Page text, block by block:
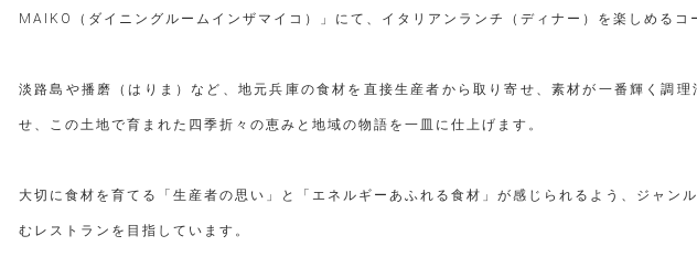
MAIKO（ダイニングルームインザマイコ）」にて、イタリアンランチ（ディナー）を楽しめるコ
淡路島や播磨（はりま）など、地元兵庫の食材を直接生産者から取り寄せ、素材が一番輝く調
せ、この土地で育まれた四季折々の恵みと地域の物語を一皿に仕上げます。
大切に食材を育てる「生産者の思い」と「エネルギーあふれる食材」が感じられるよう、ジャン
むレストランを目指しています。